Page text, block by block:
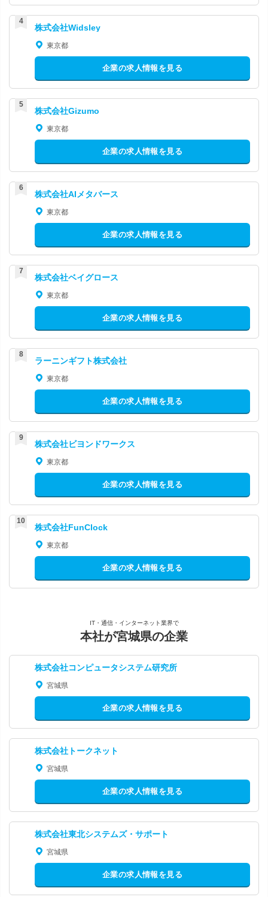
株式会社Widsley
東京都
企業の求人情報を見る
株式会社Gizumo
東京都
企業の求人情報を見る
株式会社AIメタバース
東京都
企業の求人情報を見る
株式会社ベイグロース
東京都
企業の求人情報を見る
ラーニンギフト株式会社
東京都
企業の求人情報を見る
株式会社ビヨンドワークス
東京都
企業の求人情報を見る
株式会社FunClock
東京都
企業の求人情報を見る
IT・通信・インターネット業界で
本社が宮城県の企業
株式会社コンピュータシステム研究所
宮城県
企業の求人情報を見る
株式会社トークネット
宮城県
企業の求人情報を見る
株式会社東北システムズ・サポート
宮城県
企業の求人情報を見る